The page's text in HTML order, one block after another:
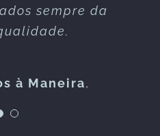
sempre da
à Maneira,